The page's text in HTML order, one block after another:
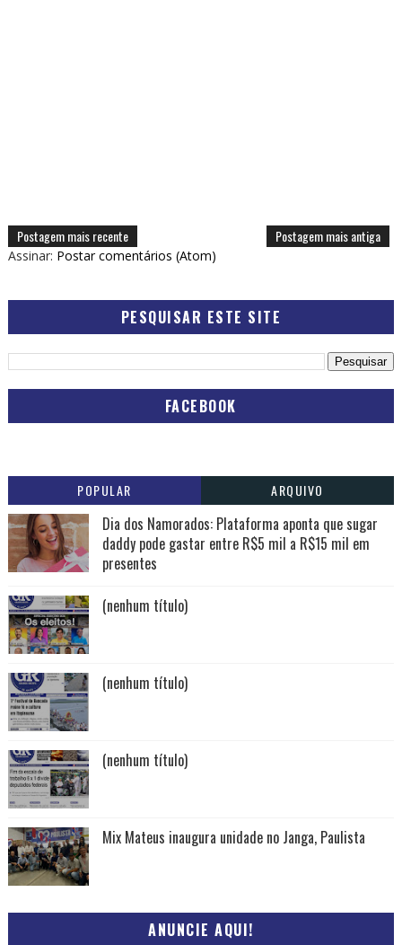
Postagem mais recente Postagem mais antiga
Assinar: Postar comentários (Atom)
PESQUISAR ESTE SITE
FACEBOOK
POPULAR ARQUIVO
Dia dos Namorados: Plataforma aponta que sugar
daddy pode gastar entre R$5 mil a R$15 mil em
presentes
(nenhum título)
(nenhum título)
(nenhum título)
Mix Mateus inaugura unidade no Janga, Paulista
ANUNCIE AQUI!